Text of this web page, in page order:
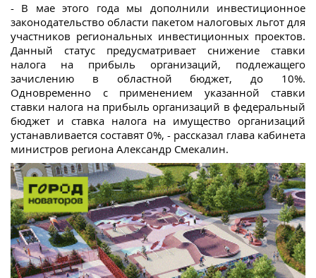
- В мае этого года мы дополнили инвестиционное
законодательство области пакетом налоговых льгот для
участников региональных инвестиционных проектов.
Данный статус предусматривает снижение ставки
налога на прибыль организаций, подлежащего
зачислению в областной бюджет, до 10%.
Одновременно с применением указанной ставки
ставки налога на прибыль организаций в федеральный
бюджет и ставка налога на имущество организаций
устанавливается составят 0%, - рассказал глава кабинета
министров региона Александр Смекалин.